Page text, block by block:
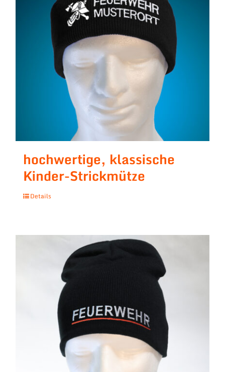
hochwertige, klassische
Kinder-Strickmütze
Details